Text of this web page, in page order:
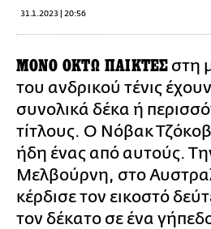
31.1.2023 | 20:56
MONO OKTΩ ΠΑΙΚΤΕΣ στη
του ανδρικού τένις
συνολικά δέκα ή
τίτλους. Ο Νόβακ
ήδη ένας από αυτούς.
Μελβούρνη, στο
κέρδισε τον εικοστό
τον δέκατο σε ένα